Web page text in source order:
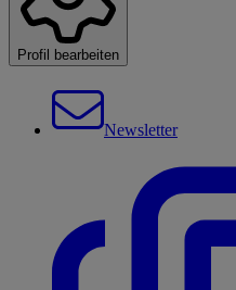
Profil bearbeiten
Newsletter